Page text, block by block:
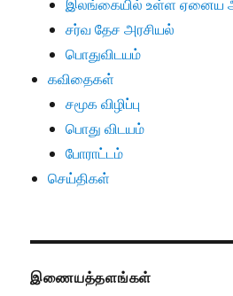
சர்வ தேச அரசியல்
பொதுவிடயம்
கவிதைகள்
சமூக விழிப்பு
பொது விடயம்
போராட்டம்
செய்திகள்
இணையத்தளங்கள்